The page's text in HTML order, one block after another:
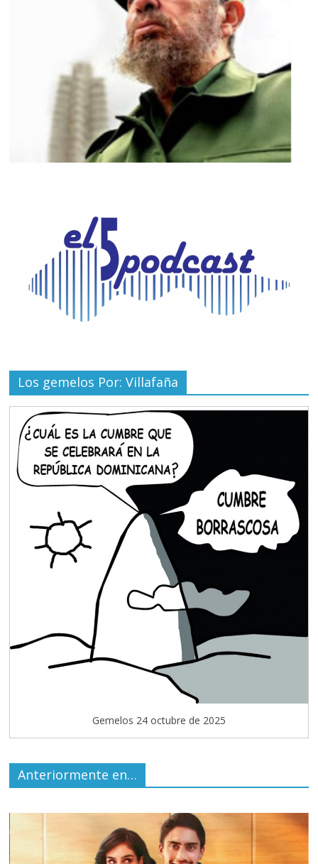
Los gemelos Por: Villafaña
Gemelos 24 octubre de 2025
Anteriormente en…